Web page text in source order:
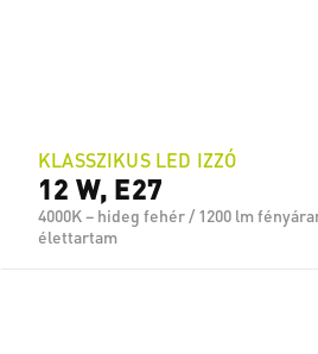
KLASSZIKUS LED IZZÓ
12 W, E27
4000K – hideg fehér / 1200 lm
élettartam